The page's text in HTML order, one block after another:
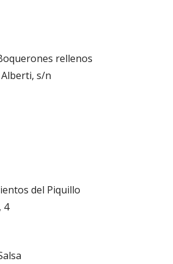
rellenos
Alberti, s/n
del Piquillo
4